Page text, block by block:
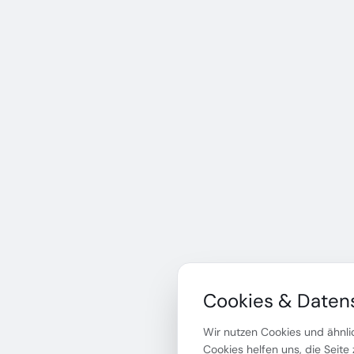
Cookies &
Wir nutzen Cookies und
Cookies helfen uns, die